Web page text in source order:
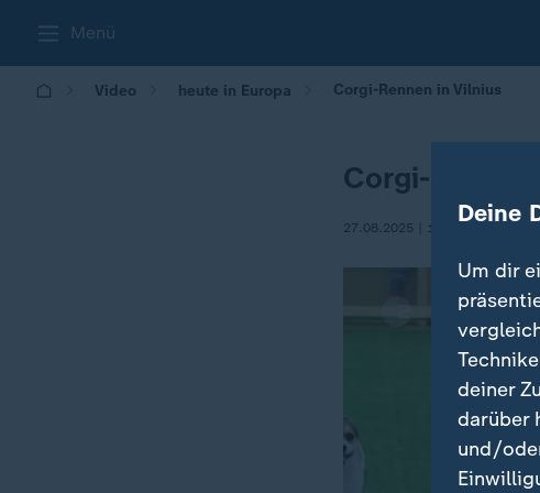
Menü
Video heute in Europa Corgi-Rennen in Vilnius
Corgi-Rennen
27.08.2025 | 16:00 Deine
Um dir
deiner
darüber
und/